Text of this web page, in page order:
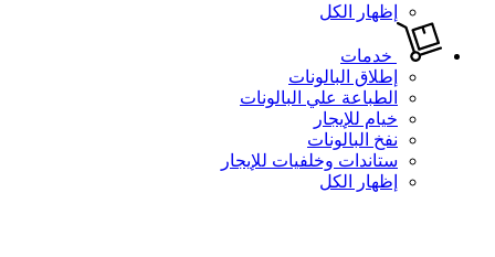
إظهار الكل
خدمات
إطلاق البالونات
الطباعة علي البالونات
خيام للإيجار
نفخ البالونات
ستاندات وخلفيات للإيجار
إظهار الكل